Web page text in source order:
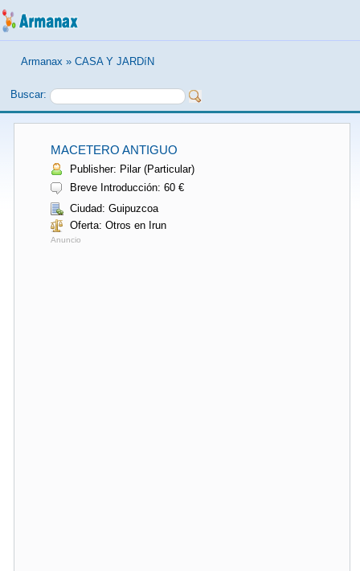
Armanax » CASA Y JARDíN
Buscar:
MACETERO ANTIGUO
Publisher: Pilar (Particular)
Breve Introducción: 60 €
Ciudad: Guipuzcoa
Oferta: Otros en Irun
Anuncio